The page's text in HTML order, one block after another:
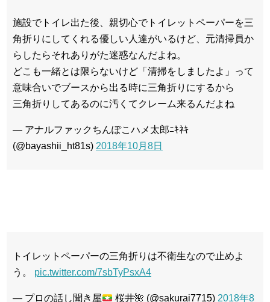
施設でトイレ出た後、親切心でトイレットペーパーを三
角折りにしてくれる優しい人達がいるけど、元清掃員か
らしたらそれありがた迷惑なんだよね。
どこも一緒とは限らないけど「清掃をしましたよ」って
意味合いでブースから出る時に三角折りにするから
三角折りしてあるのに汚くてクレーム来るんだよね
— アナルファックちんぽこハメ太郎ﾆｷﾈｷ
(@bayashii_ht81s) 2018年10月8日
トイレットペーパーの三角折りは不衛生なので止めよ
う。 pic.twitter.com/7sbTyPsxA4
— プロの話し聞き屋 桜井🌺 (@sakurai7715) 2018年8